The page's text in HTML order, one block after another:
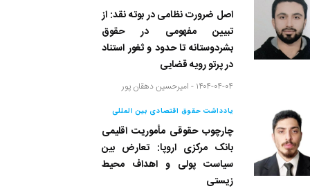
اصل ضرورت نظامی در بوته نقد: از
تبیین مفهومی در حقوق
بشردوستانه تا حدود و ثغور استناد
در پرتو رویه قضایی
۱۴۰۴-۰۴-۰۴ - امیرحسین دهقان پور
یادداشت حقوق اقتصادی بین المللی
چارچوب حقوقی مأموریت اقلیمی
بانک مرکزی اروپا: تعارض بین
سیاست پولی و اهداف محیط
زیستی